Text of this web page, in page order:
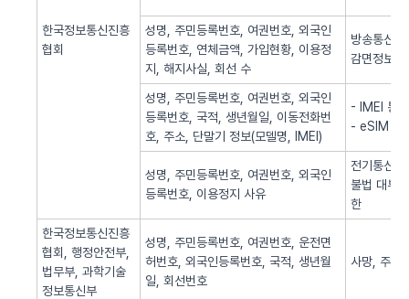
한국정보통신진흥
협회
성명, 주민등록번호, 여권번호, 외국인
등록번호, 연체금액, 가입현황, 이용정
지, 해지사실, 회선 수
방송통신
감면정보
성명, 주민등록번호, 여권번호, 외국인
등록번호, 국적, 생년월일, 이동전화번
호, 주소, 단말기 정보(모델명, IMEI)
- IMEI 통
- eSIM 동
성명, 주민등록번호, 여권번호, 외국인
등록번호, 이용정지 사유
전기통신
불법 대부
한
한국정보통신진흥
협회, 행정안전부,
법무부, 과학기술
정보통신부
성명, 주민등록번호, 여권번호, 운전면
허번호, 외국인등록번호, 국적, 생년월
일, 회선번호
사망, 주민